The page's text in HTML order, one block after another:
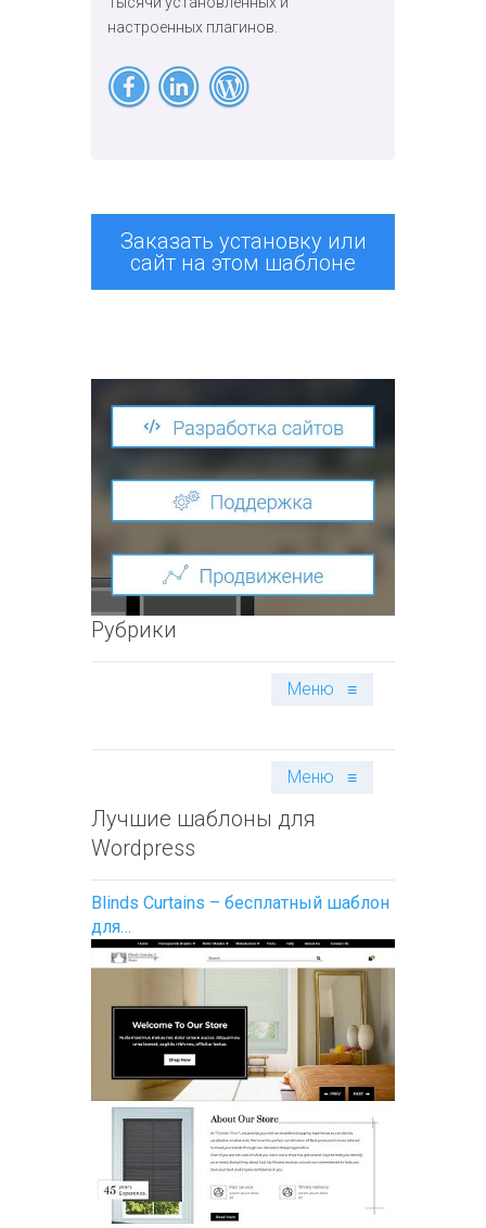
настроенных плагинов.
Заказать установку или
сайт на этом шаблоне
Рубрики
Меню ≡
Меню ≡
Лучшие шаблоны для
Wordpress
Blinds Curtains – бесплатный шаблон
для…